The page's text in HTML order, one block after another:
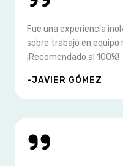
Fue una experiencia
sobre trabajo en
¡Recomendado al 100%!
-JAVIER GÓMEZ